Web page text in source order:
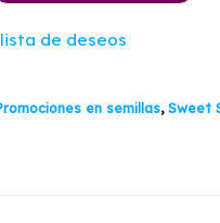
$27.790.
de deseos
en semillas,Sweet